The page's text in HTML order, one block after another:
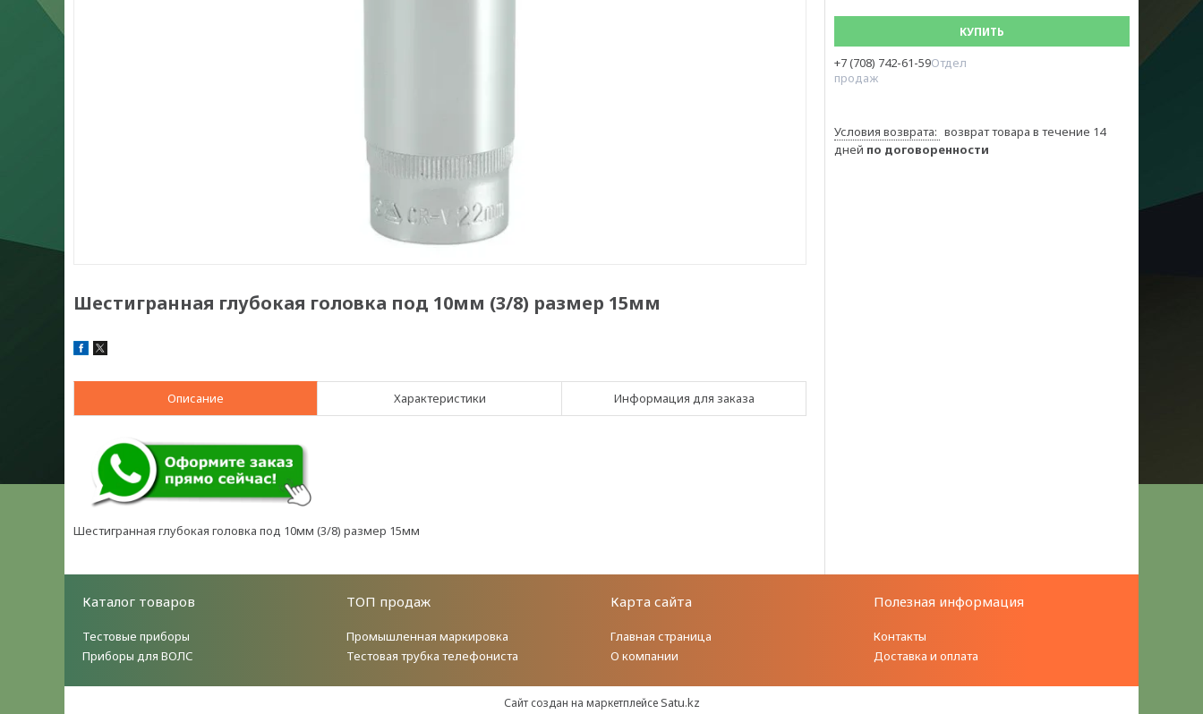
Шестигранная глубокая головка под 10мм (3/8) размер 15мм
Описание Характеристики Информация для заказа
Шестигранная глубокая головка под 10мм (3/8) размер 15мм
КУПИТЬ
+7 (708) 742-61-59Отдел
продаж
возврат товара в течение 14
дней по договоренности
Каталог товаров
Тестовые приборы
Приборы для ВОЛС
ТОП продаж
Промышленная маркировка
Тестовая трубка телефониста
Карта сайта
Главная страница
О компании
Полезная информация
Контакты
Доставка и оплата
Сайт создан на маркетплейсеSatu.kz